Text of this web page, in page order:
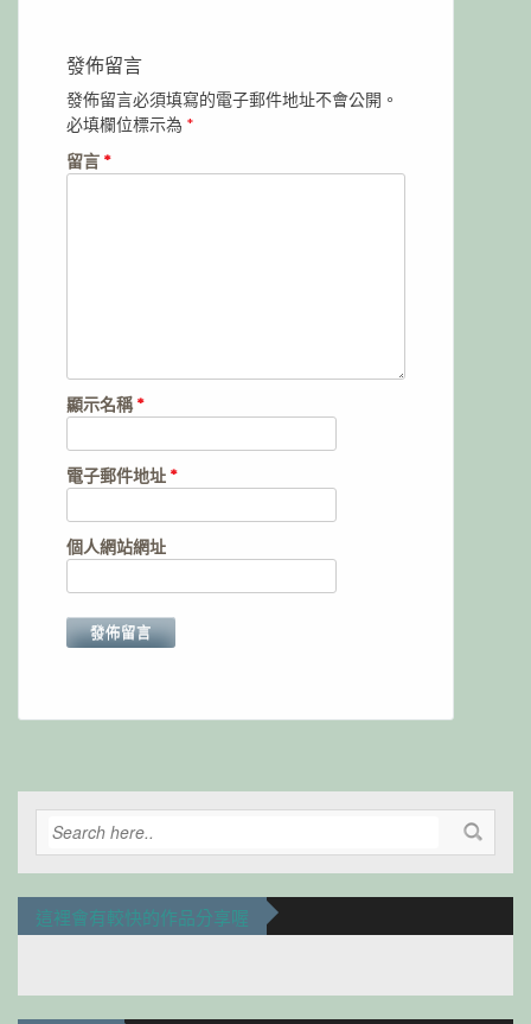
發佈留言
發佈留言必須填寫的電子郵件地址不會公開。
必填欄位標示為 *
留言 *
顯示名稱*
電子郵件地址 *
個人網站網址
這裡會有較快的作品分享喔